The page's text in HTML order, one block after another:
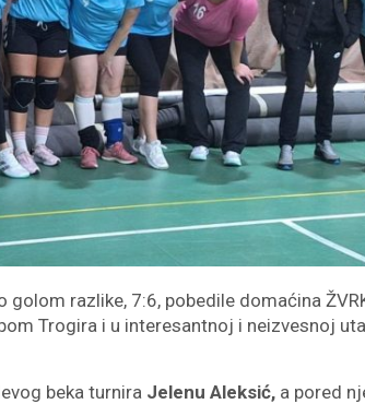
razlike, 7:6, pobedile domaćina
Trogira i u interesantnoj i neizvesnoj
beka turnira Jelenu Aleksić, a pored